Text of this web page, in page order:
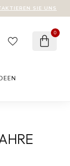
SIE UNS
0